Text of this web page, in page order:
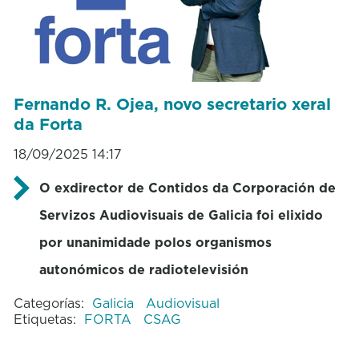
Fernando R. Ojea, novo secretario xeral
da Forta
18/09/2025 14:17
O exdirector de Contidos da Corporación de
Servizos Audiovisuais de Galicia foi elixido
por unanimidade polos organismos
autonómicos de radiotelevisión
Categorías: Galicia
Audiovisual
Etiquetas: FORTA CSAG